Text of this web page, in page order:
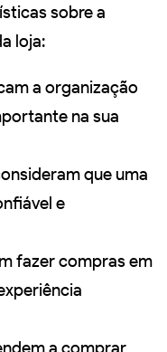
sobre a
loja:
a organização
na sua
que uma
e
fazer compras em
a comprar